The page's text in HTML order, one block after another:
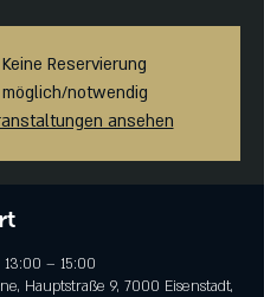
Keine Reservierung
möglich/notwendig
ansehen
13:00 – 15:00
Hauptstraße 9, 7000 Eisenstadt,